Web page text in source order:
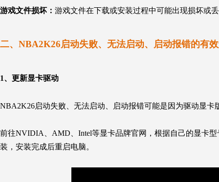
游戏文件损坏： 游戏文件在下载或安装过程中可能出现损坏或
二、NBA2K26启动失败、无法启动、启动报错的有
1、 更新显卡驱动
NBA2K26启动失败、无法启动、启动报错可能是因为驱动显
前往NVIDIA、AMD、Intel等显卡品牌官网，根据自己的显卡
装，安装完成后重启电脑。